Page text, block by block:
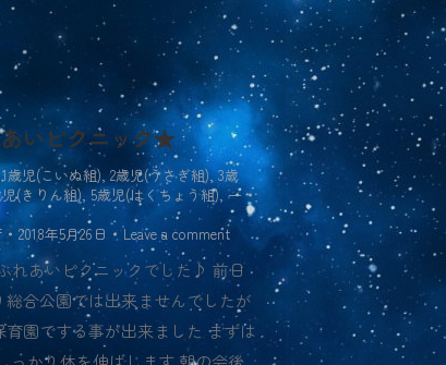
いピクニック★
1歳児(こいぬ組),2歳児(うさぎ組),3歳
(きりん組), 5歳児(はくちょう組),一
2018年5月26日 Leave a comment
れあいピクニックでした♪ 前日
総合公園では出来ませんでしたが
育園でする事が出来ました まずは